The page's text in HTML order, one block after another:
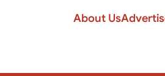
About Us